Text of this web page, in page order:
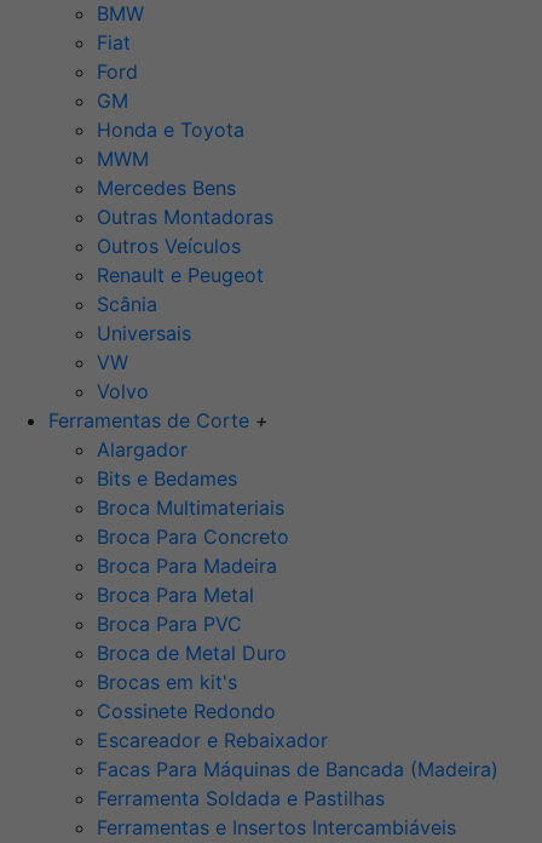
BMW
Fiat
Ford
GM
Honda e Toyota
MWM
Mercedes Bens
Outras Montadoras
Outros Veículos
Renault e Peugeot
Scânia
Universais
VW
Volvo
Ferramentas de Corte +
Alargador
Bits e Bedames
Broca Multimateriais
Broca Para Concreto
Broca Para Madeira
Broca Para Metal
Broca Para PVC
Broca de Metal Duro
Brocas em kit's
Cossinete Redondo
Escareador e Rebaixador
Facas Para Máquinas de Bancada (Madeira)
Ferramenta Soldada e Pastilhas
Ferramentas e Insertos Intercambiáveis